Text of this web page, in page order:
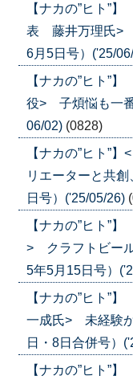
【ナカの”ヒト
表 藤井万理氏>
6月5日号）('25/
【ナカの”ヒト”
役> 子煩悩も一
06/02) (0828)
【ナカの”ヒト”
リエーターと共
日号）('25/05/26)
【ナカの”ヒト”
> クラフトビー
5年5月15日号）
【ナカの”ヒト
一成氏> 未経験
日・8日合併号）
【ナカの”ヒト”